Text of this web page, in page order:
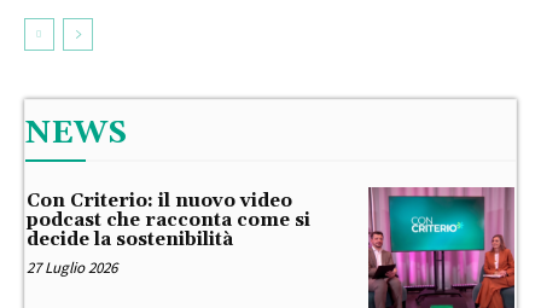
NEWS
Con Criterio: il nuovo video
podcast che racconta come si
decide la sostenibilità
27 Luglio 2026